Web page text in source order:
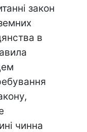
закон
в
чинна